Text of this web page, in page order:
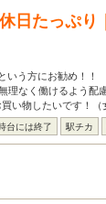
日たっぷ
いう方にお勧め！！
なく働けるよう配
い物したいです！（
台には終了 駅チカ